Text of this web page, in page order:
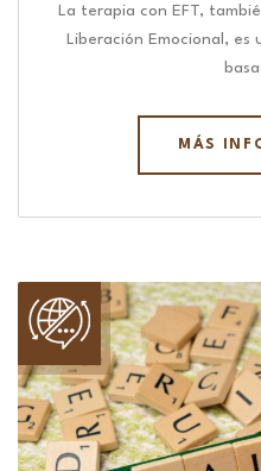
La terapia con EFT,
Liberación Emocional,
MÁS